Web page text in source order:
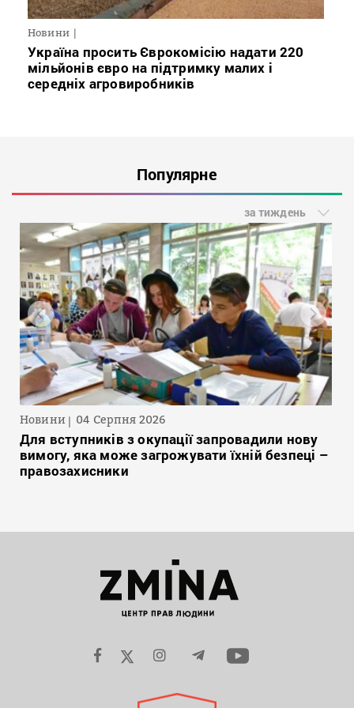
Новини
Україна просить Єврокомісію надати 220
мільйонів євро на підтримку малих і
середніх агровиробників
Популярне
за тиждень
Новини 04 Серпня 2026
Для вступників з окупації запровадили нову
вимогу, яка може загрожувати їхній безпеці –
правозахисники